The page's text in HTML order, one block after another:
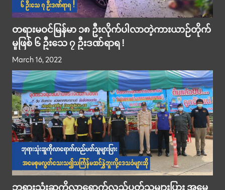
တရားမဝင်မြန်မာ ၁၈ ဦးလိုက်ပါလာတဲ့ကားယာဉ်တိုက်
မှုဖြစ် ၆ ဦးသေ ၇ ဦးဒဏ်ရာရ !
March 16, 2022